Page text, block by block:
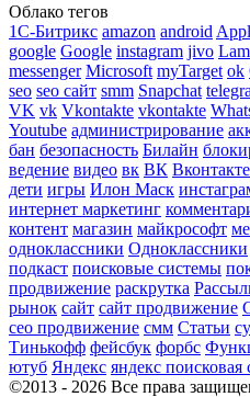
Облако тегов
1С-Битрикс amazon android
google Google instagram jivo
messenger Microsoft myTarget ok
seo seo сайт smm Snapchat
VK vk Vkontakte vkontakte
Youtube администрирование
бан безопасность Билайн
ведение видео вк ВК Вконтакте
дети игры Илон Маск
интернет маркетинг
контент магазин майкрософт
одноклассники Одноклассники
подкаст поисковые системы
продвижение раскрутка
рынок сайт сайт продвижение
сео продвижение смм Статьи
Тинькофф фейсбук форбс
ютуб Яндекс яндекс поисковая
©2013 - 2026 Все права